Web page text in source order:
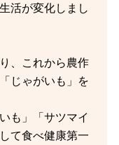
活が変化しまし
、これから農作
じゃがいも」を
も」「サツマイ
て食べ健康第一